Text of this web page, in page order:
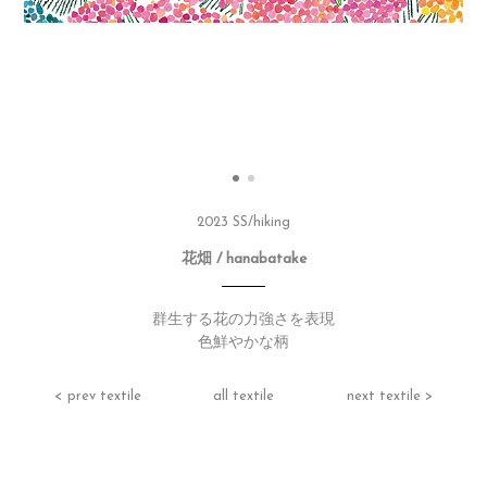
2023 SS/hiking
花畑 / hanabatake
群生する花の力強さを表現
色鮮やかな柄
< prev textile all textile next textile >